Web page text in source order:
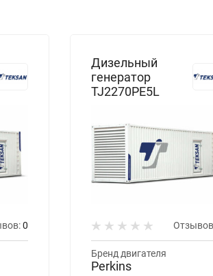
0
Дизельный
генератор
TJ2270PE5L
Бренд двигателя
Perkins